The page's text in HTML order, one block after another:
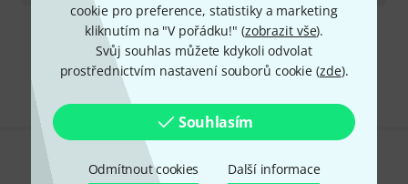
cookie pro preference, statistiky a marketing
kliknutím na "V pořádku!" (zobrazit vše).
Svůj souhlas můžete kdykoli odvolat
prostřednictvím nastavení souborů cookie (zde).
Souhlasím
Odmítnout cookies Další informace
Doprava zdarma nad 4 900 Kč
Všechny ceny včetně DPH
Líbí se Vám, co vidíte?